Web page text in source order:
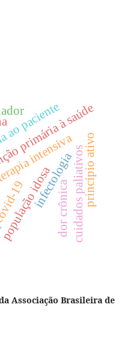
paciente
intensivacuidados paliativos
primária à saúde
19 idosa
infectologiaprincípio ativo
dor crônica
Associação Brasileira de